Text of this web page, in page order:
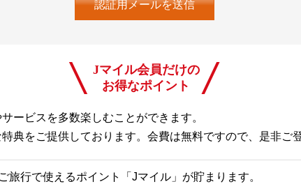
Jマイル会員だけの
お得なポイント
ービスを多数楽しむことができます。
典をご提供しております。会費は無料ですので、是非ご
旅行で使えるポイント「Jマイル」が貯まります。